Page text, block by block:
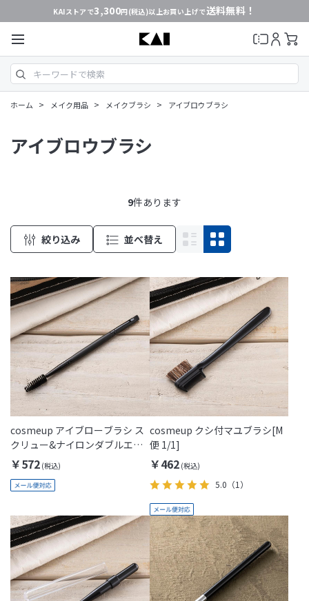
KAIストアで3,300円(税込)以上お買い上げで送料無料！
ホーム > メイク用品 > メイクブラシ > アイブロウブラシ
アイブロウブラシ
9件あります
絞り込み 並べ替え
cosmeup アイブローブラシ ス
クリュー&ナイロンダブルエン
ド[M便 1/1]
￥572
cosmeup クシ付マユブラシ[M
便 1/1]
￥462
5.0 （1）